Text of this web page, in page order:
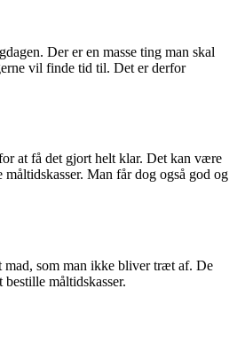
Der er en masse ting man skal
vil finde tid til. Det er derfor
at få det gjort helt klar. Det kan være
Man får dog også god og
mad, som man ikke bliver træt af. De
måltidskasser.